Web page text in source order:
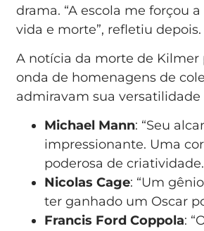
drama. “A escola me forçou
vida e morte”, refletiu depois.
A notícia da morte de Kilmer
onda de homenagens de
admiravam sua versatilidade
Michael Mann: “Seu
impressionante. Uma
poderosa de
Nicolas Cage: “Um
ter ganhado um Oscar
Francis Ford Coppola: